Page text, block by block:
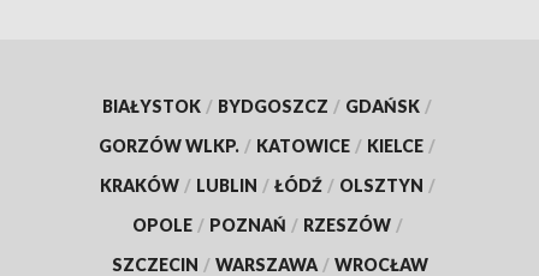
BIAŁYSTOK / BYDGOSZCZ / GDAŃSK /
GORZÓW WLKP. / KATOWICE / KIELCE /
KRAKÓW / LUBLIN / ŁÓDŹ / OLSZTYN /
OPOLE / POZNAŃ / RZESZÓW /
SZCZECIN / WARSZAWA / WROCŁAW